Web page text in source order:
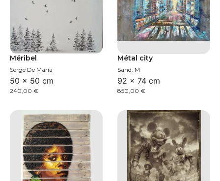
Méribel
Serge De Maria
50 × 50 cm
240,00 €
Métal city
Sand. M
92 × 74 cm
850,00 €